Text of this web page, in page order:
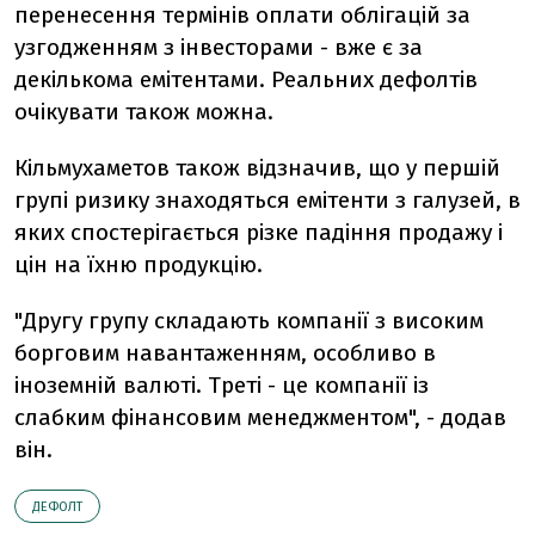
перенесення термінів оплати облігацій за
узгодженням з інвесторами - вже є за
декількома емітентами. Реальних дефолтів
очікувати також можна.
Кільмухаметов також відзначив, що у першій
групі ризику знаходяться емітенти з галузей, в
яких спостерігається різке падіння продажу і
цін на їхню продукцію.
"Другу групу складають компанії з високим
борговим навантаженням, особливо в
іноземній валюті. Треті - це компанії із
слабким фінансовим менеджментом", - додав
він.
ДЕФОЛТ